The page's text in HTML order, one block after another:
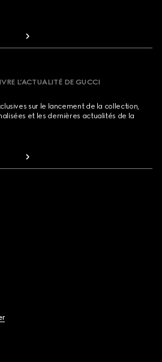
L’ACTUALITÉ DE GUCCI
sur le lancement de la collection,
et les dernières actualités de la